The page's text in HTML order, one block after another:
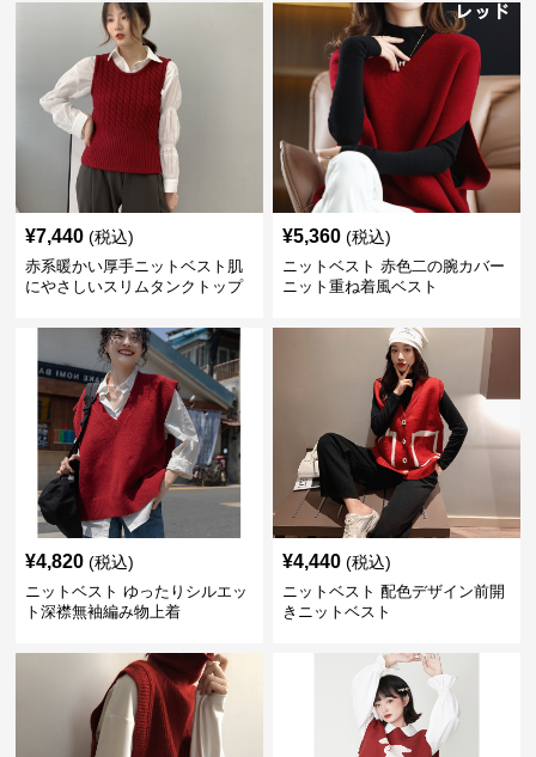
¥7,440 (税込)
赤系暖かい厚手ニットベスト肌
にやさしいスリムタンクトップ
¥5,360 (税込)
ニットベスト 赤色二の腕カバー
ニット重ね着風ベスト
¥4,820 (税込)
ニットベスト ゆったりシルエッ
ト深襟無袖編み物上着
¥4,440 (税込)
ニットベスト 配色デザイン前開
きニットベスト